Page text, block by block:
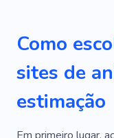
Como
sites de
estimação